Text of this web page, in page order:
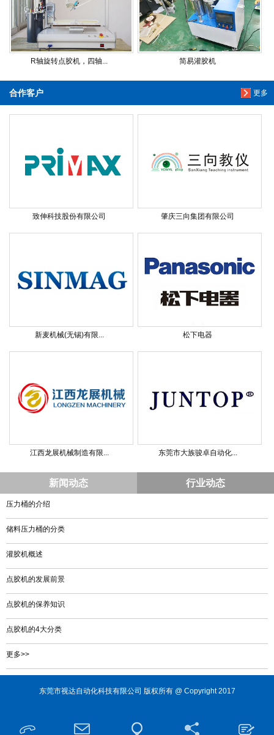
R轴旋转点胶机，四轴... 简易灌胶机
更多
合作客户
致伸科技股份有限公司 肇庆三向集团有限公司
新麦机械(无锡)有限... 松下电器
江西龙展机械制造有限... 东莞市大族骏卓自动化...
新闻动态 行业动态
压力桶的介绍
储料压力桶的分类
灌胶机概述
点胶机的发展前景
点胶机的保养知识
点胶机的4大分类
更多>>
东莞市视达自动化科技有限公司 版权所有 @ Copyright 2017